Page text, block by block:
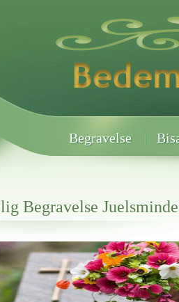
Begravelse
Begravelse Juelsminde
en god afslutning når det gælder
Begravelse Juelsminde
af begravelsel